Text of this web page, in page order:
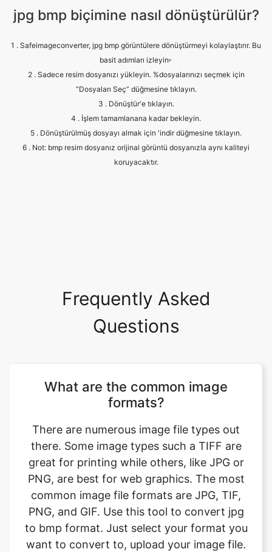
basit adımları izleyin፦
2 . Sadece resim dosyanızı yükleyin. %dosyalarınızı seçmek için
3 . Dönüştür'e tıklayın.
4 . İşlem tamamlanana kadar bekleyin.
5 . Dönüştürülmüş dosyayı almak için 'indir düğmesine tıklayın.
6 . Not: bmp resim dosyanız orijinal görüntü dosyanızla aynı kaliteyi
koruyacaktır.
What are the common image
there. Some image types such a TIFF are
great for printing while others, like JPG or
PNG, are best for web graphics. The most
common image file formats are JPG, TIF,
PNG, and GIF. Use this tool to convert jpg
to bmp format. Just select your format you
want to convert to, upload your image file.
Your image will be converted instantly and
you can download the result after only a
couple of seconds.